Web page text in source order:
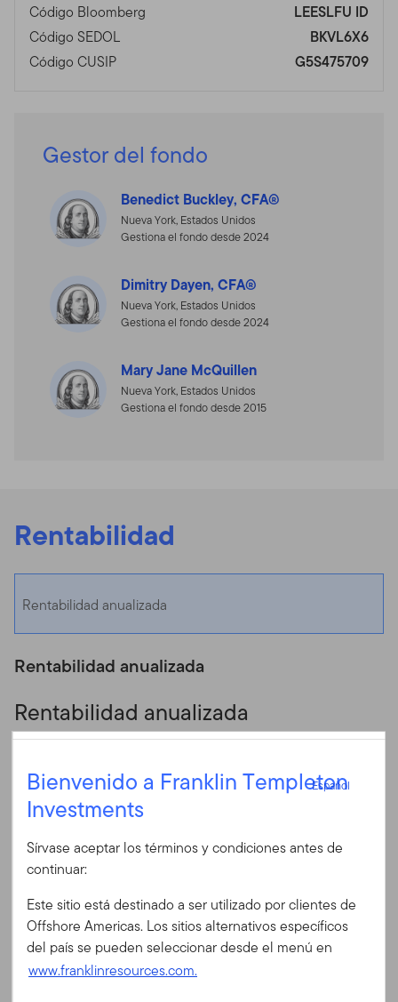
Iniciar sesión
ID de usuario
Contraseña
Código Bloomberg
LEESLFU ID
Código SEDOL
BKVL6X6
Código CUSIP
G5S475709
Gestor del fondo
Benedict Buckley, CFA®
Nueva York, Estados Unidos
Gestiona el fondo desde 2024
Dimitry Dayen, CFA®
Nueva York, Estados Unidos
Gestiona el fondo desde 2024
Mary Jane McQuillen
Nueva York, Estados Unidos
Gestiona el fondo desde 2015
Rentabilidad
Rentabilidad anualizada
Rentabilidad anualizada
Rentabilidad anualizada
Fecha 06/30/2026
Chart
The chart has 1 X axis displaying categories.
The chart has 1 Y axis displaying values. Data ranges from 6.8
10
15
20
25
Bienvenido a Franklin Templeton
Investments
Español
Sírvase aceptar los términos y condiciones antes de
continuar:
Este sitio está destinado a ser utilizado por clientes de
Offshore Americas. Los sitios alternativos específicos
del país se pueden seleccionar desde el menú en
www.franklinresources.com.